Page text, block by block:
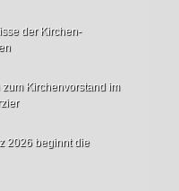
der Kirchen-
Kirchenvorstand im
2026 beginnt die